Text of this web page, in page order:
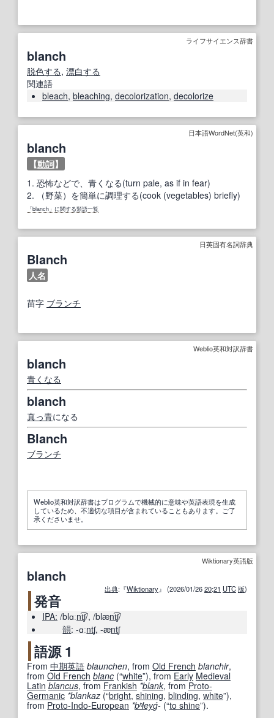
ライフサイエンス辞書
blanch
脱色する, 漂白する
関連語
bleach, bleaching, decolorization, decolorize
日本語WordNet(英和)
blanch
【動詞】
1. 恐怖などで、青くなる(turn pale, as if in fear)
2. （野菜）を簡単に調理する(cook (vegetables) briefly)
「blanch」に関する類語一覧
日英固有名詞辞典
Blanch
人名
苗字 ブランチ
Weblio英和対訳辞書
blanch
青くなる
blanch
真っ青になる
Blanch
ブランチ
Weblio英和対訳辞書はプログラムで機械的に意味や英語表現を生成
しているため、不適切な項目が含まれていることもあります。ご了
承くださいませ。
Wiktionary英語版
blanch
出典:『Wiktionary』 (2026/01/2620:21 UTC 版)
発音
IPA: /blɑːnt͡ʃ/, /blænt͡ʃ/
韻:-ɑːntʃ,-æntʃ
語源 1
From 中期英語 blaunchen, from Old French blanchir,
from Old French blanc (“white”), from Early Medieval
Latin blancus, from Frankish *blank, from Proto-
Germanic *blankaz (“bright, shining, blinding, white”),
from Proto-Indo-European *bʰleyǵ- (“to shine”).